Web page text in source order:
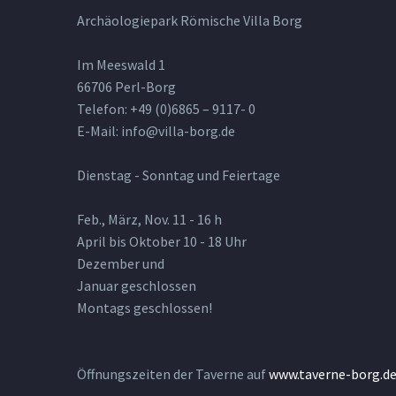
Archäologiepark Römische Villa Borg
Im Meeswald 1
66706 Perl-Borg
Telefon: +49 (0)6865 – 9117- 0
E-Mail: info@villa-borg.de
Dienstag - Sonntag und Feiertage
Feb., März, Nov. 11 - 16 h
April bis Oktober 10 - 18 Uhr
Dezember und
Januar geschlossen
Montags geschlossen!
Öffnungszeiten der Taverne aufwww.taverne-borg.de